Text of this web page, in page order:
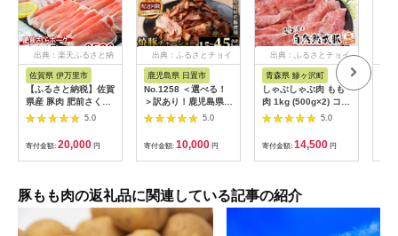
出典：楽天ふるさと納
佐賀県 伊万里市
【ふるさと納税】佐賀
県産 豚肉 肥前さくら
ポーク モモ スライス
約2.5kg 180-L044
5.0
寄付金額: 20,000 円
出典：ふるさとチョイ
鹿児島県 日置市
No.1258 ＜選べる！
＞訳あり！鹿児島県産
焼豚スライス端材
(500g×3P・6P・
3P×3回) 国産 九州産
豚肉 お肉 モモ肉 もも
焼豚 チャーシュー ト
まみ 小分け 数量限定
定期便 頒布会【薩摩
ファームブロスト】
5.0
寄付金額: 10,000 円
出典：ふるさとチョイ
青森県 鰺ヶ沢町
しゃぶしゃぶ肉 もも
肉 1kg (500g×2) コク
のある旨味とジューシ
ーさが特徴 長谷川の
自然熟成豚 豚 ぶた ブ
タ 豚肉 肉 お肉 しゃ
ぶしゃぶ しゃぶしゃ
肉 モモ肉 青森 青森県
5.0
寄付金額: 14,500 円
豚もも肉の返礼品に関連している記事の紹介